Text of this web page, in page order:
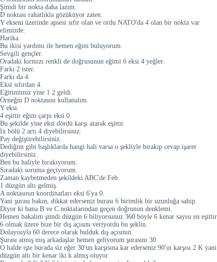
Şimdi bir nokta daha lazım.
D noktası rahatlıkla gözüküyor zaten.
Y ekseni üzerinde apsesi sıfır olan ve ordu NATO'da 4 olan bir nokta var
elimizde.
Harika.
Bu ikisi yardımı ile hemen eğim buluyorum.
Sevgili gençler.
Oradaki kırmızı renkli de doğrusunun eğimi 6 eksi 4 yeğler.
Farkı 2 ister.
Farkı da 4.
Eksi sıfırdan 4.
Eğitimimiz yine 1 2 geldi.
Örneğin D noktasını kullanalım.
Y eksi.
4 eşittir eğim çarpı eksi 0.
Bu şekilde yine eksi dördü karşı atarak eşittir.
Ix bölü 2 artı 4 diyebilirsiniz.
Pay değiştirebilirsiniz.
Dediğim gibi başlıklarda hangi hali varsa o şekliyle bırakıp cevap işaret
diyebilirsiniz.
Ben bu haliyle bırakıyorum.
Sıradaki soruma geçiyorum.
Zaman kaybetmeden şekildeki ABC'de Feb.
1 düzgün altı gelmiş.
A noktasının koordinatları eksi 6'ya 0.
Yani şurası bakın, dikkat ederseniz burası 6 birimlik bir uzunluğa sahip.
Diyor ki bana B ve C noktalarından geçen doğrunun denklemi.
Hemen bakalım şimdi düzgün 6 biliyorsunuz 360 böyle 6 kenar sayısı en eşittir
6 olmak üzere bize bir dış açısını veriyordu bu şeklin.
Dolayısıyla 60 derece olarak bulduk dış açısının.
Şurası atmış mış arkadaşlar hemen geliyorum şurasını 30.
O halde işte burada siz eğer 30'un karşısına kar ederseniz 90'ın karşısı 2 K yani
düzgün altı bir kenar iki k almış oluyor.